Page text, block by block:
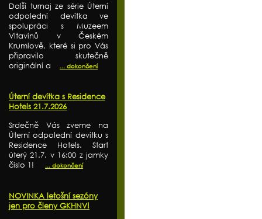
Další turnaj ze série Úterní
odpolední devítka ve
spolupráci s Muzeem
Vltavínů v Českém
Krumlově, které si pro Vás
připravilo skutečně
originální a
... dokončení
Úterní devítka s Residence
Hotels 21.7.2026
Srdečně Vás zveme na
Úterní odpolední devítku s
Residence Hotels. Start
úterý 21.7. v 16:00 z jamky
číslo 1!
... dokončení
NOVINKA letošní sezóny
jen pro členy GKHNV!